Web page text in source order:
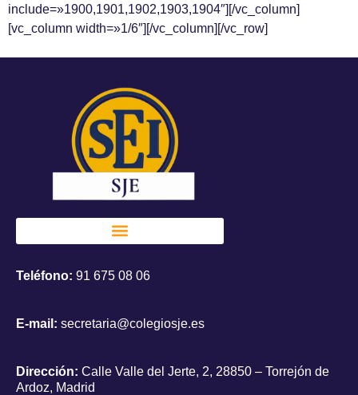
include=»1900,1901,1902,1903,1904″][/vc_column]
[vc_column width=»1/6″][/vc_column][/vc_row]
Teléfono: 91 675 08 06
E-mail: secretaria@colegiosje.es
Dirección: Calle Valle del Jerte, 2, 28850 – Torrejón de
Ardoz, Madrid